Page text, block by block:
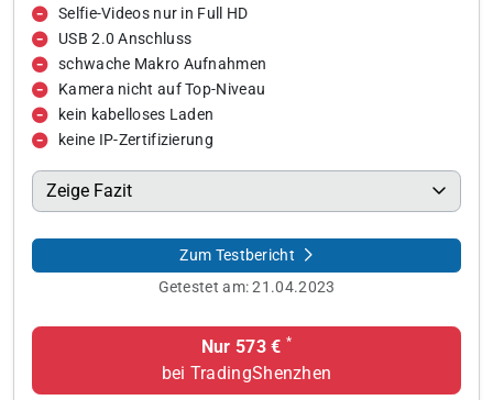
Selfie-Videos nur in Full HD
USB 2.0 Anschluss
schwache Makro Aufnahmen
Kamera nicht auf Top-Niveau
kein kabelloses Laden
keine IP-Zertifizierung
Zeige Fazit
Zum Testbericht
Getestet am:21.04.2023
Nur 573 € *
bei TradingShenzhen